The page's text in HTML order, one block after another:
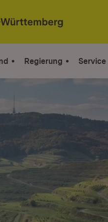
Regierung Service